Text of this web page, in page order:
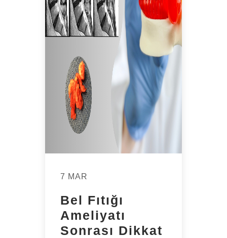
7 MAR
Bel Fıtığı
Ameliyatı
Sonrası Dikkat